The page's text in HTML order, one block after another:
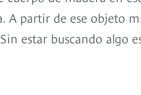
A partir de ese objeto
estar buscando algo